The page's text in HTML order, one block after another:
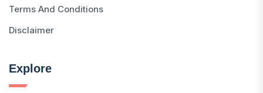
Terms And Conditions
Disclaimer
Explore